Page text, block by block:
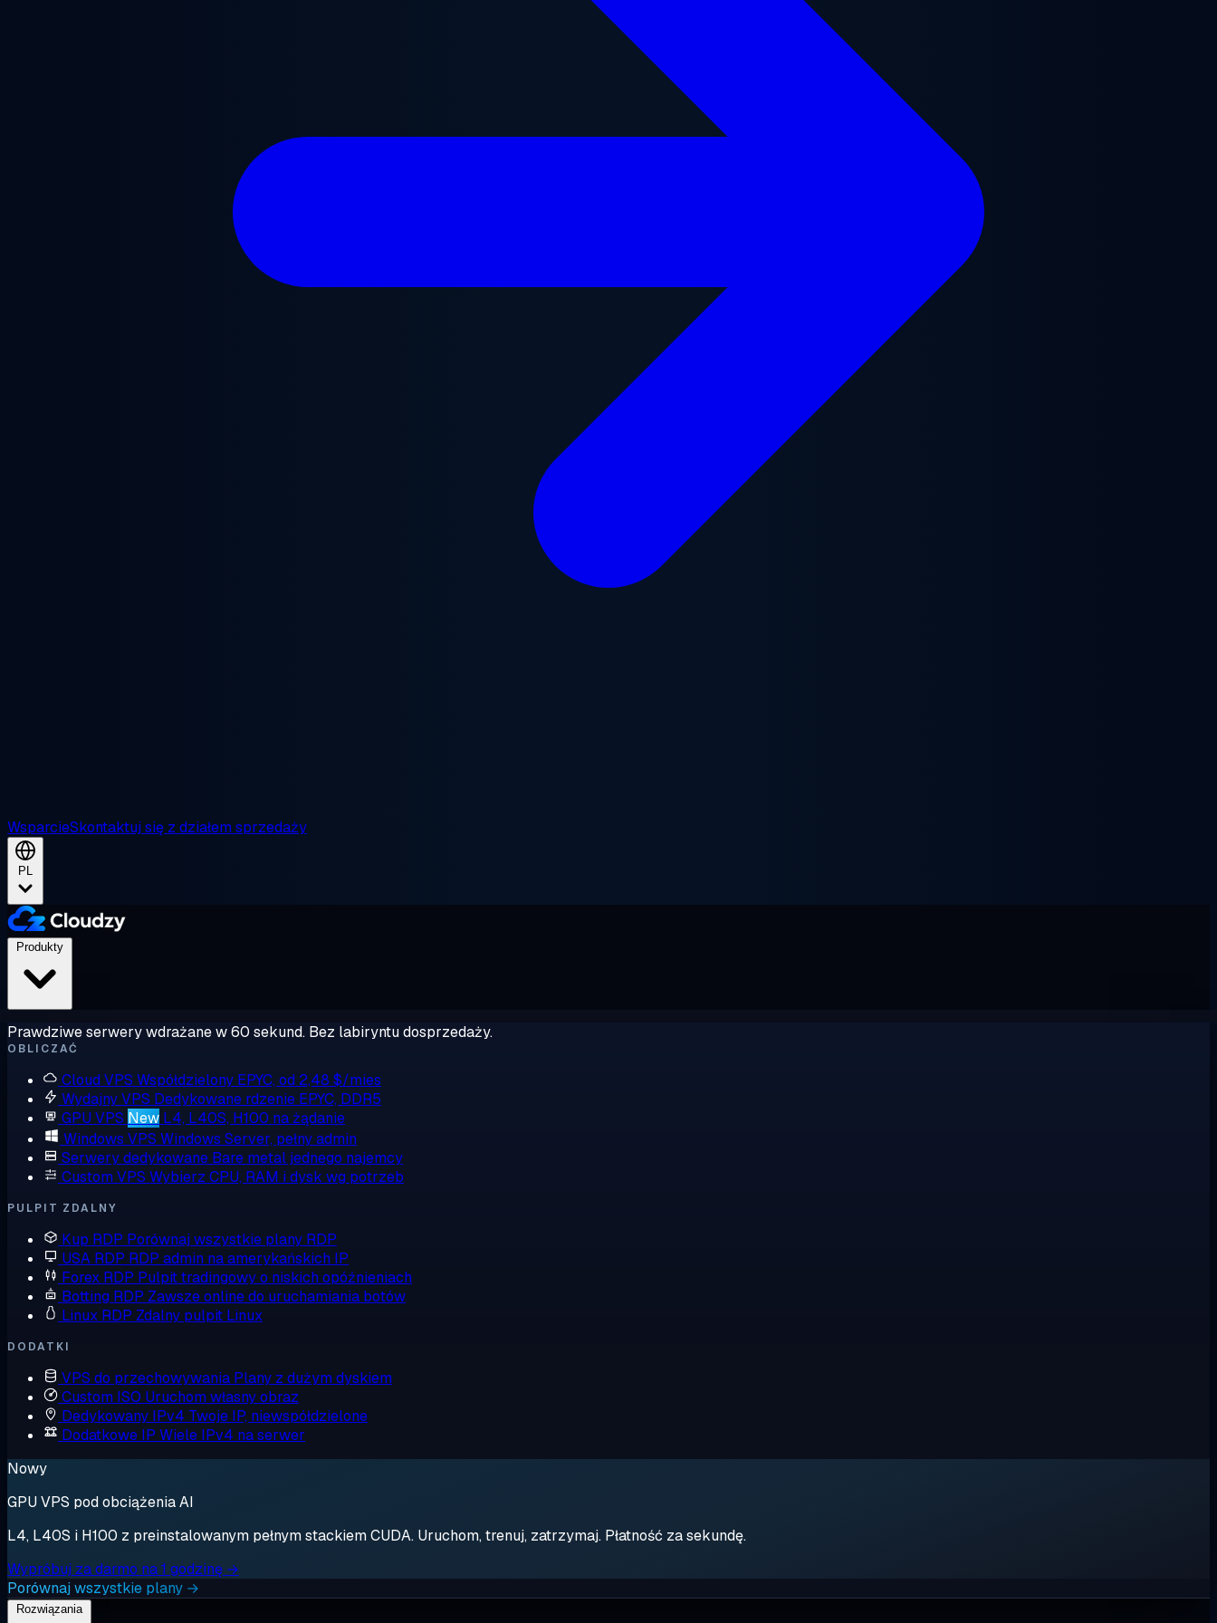
WsparcieSkontaktuj się z działem sprzedaży
PL
Prawdziwe serwery wdrażane w 60 sekund. Bez labiryntu dosprzedaży.
OBLICZAĆ
Cloud VPS Współdzielony EPYC, od 2,48 $/mies
Wydajny VPS Dedykowane rdzenie EPYC, DDR5
GPU VPS New L4, L40S, H100 na żądanie
Windows VPS Windows Server, pełny admin
Serwery dedykowane Bare metal jednego najemcy
Custom VPS Wybierz CPU, RAM i dysk wg potrzeb
PULPIT ZDALNY
Kup RDP Porównaj wszystkie plany RDP
USA RDP RDP admin na amerykańskich IP
Forex RDP Pulpit tradingowy o niskich opóźnieniach
Botting RDP Zawsze online do uruchamiania botów
Linux RDP Zdalny pulpit Linux
DODATKI
VPS do przechowywania Plany z dużym dyskiem
Custom ISO Uruchom własny obraz
Dedykowany IPv4 Twoje IP, niewspółdzielone
Dodatkowe IP Wiele IPv4 na serwer
Nowy
GPU VPS pod obciążenia AI
L4, L40S i H100 z preinstalowanym pełnym stackiem CUDA. Uruchom, trenuj, zatrzymaj. Płatność za sekundę.
Wypróbuj za darmo na 1 godzinę →
Porównaj wszystkie plany →
Rozwiązania